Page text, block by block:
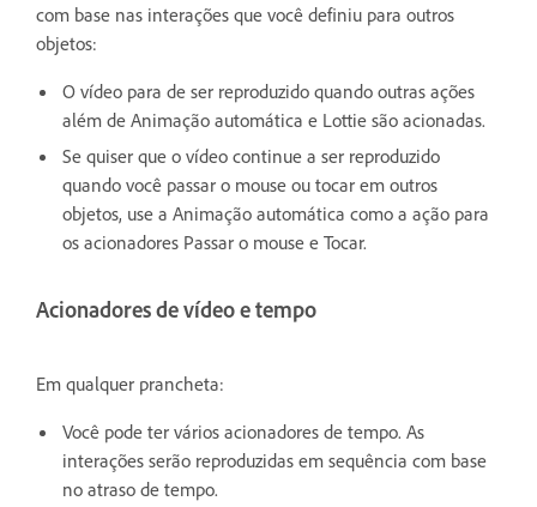
com base nas interações que você definiu para outros
objetos:
O vídeo para de ser reproduzido quando outras ações
além de Animação automática e Lottie são acionadas.
Se quiser que o vídeo continue a ser reproduzido
quando você passar o mouse ou tocar em outros
objetos, use a Animação automática como a ação para
os acionadores Passar o mouse e Tocar.
Acionadores de vídeo e tempo
Em qualquer prancheta:
Você pode ter vários acionadores de tempo. As
interações serão reproduzidas em sequência com base
no atraso de tempo.